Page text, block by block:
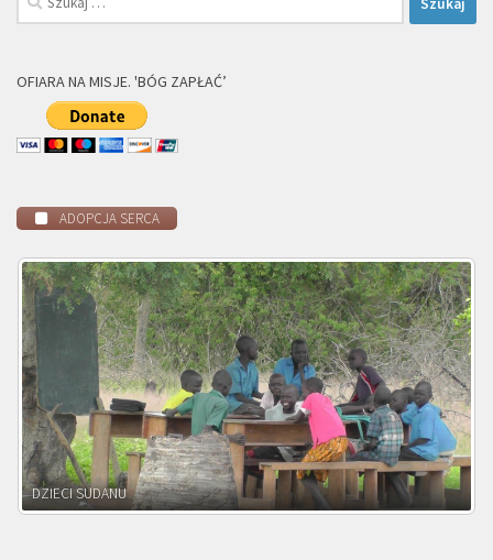
OFIARA NA MISJE. 'BÓG ZAPŁAĆ’
ADOPCJA SERCA
DZIECI ZAMBII